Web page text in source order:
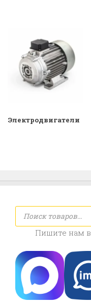
Электродвигатели
Поиск
товаров
Пишите нам в